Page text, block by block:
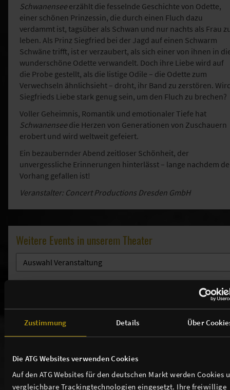
Zustimmung Details Über
Die ATG Websites verwenden Cookies
Auf den ATG Websites für den deutschen Markt werden Cookies
vergleichbare Trackingtechnologien eingesetzt. Ihre freiwillige
Schwanenseeerzählt die fesselnde Geschichte von Odette,
einer schönen Prinzessin, die durch einen Fluch dazu
verdammt ist, tagsüber als Schwan und nur nachts als Frau
leben. Als Prinz Siegfried bei der Jagd auf einen Schwarm
Schwäne trifft, ist er verzaubert, als sich einer von ihnen in
wunderschöne Odette verwandelt. Doch ihre Liebe wird auf
die Probe gestellt, als die listige Odile – die Odette zum
Verwechseln ähnlichsieht – droht, ihr Band zu zerstören.
Siegfrieds Liebe stark genug sein, um den Fluch zu brechen?
Voller Geheimnis, Romantik und emotionaler Tiefe hat
Schwanenseedie Herzen von Generationen von Zuschauern
erobert und wird weltweit gefeiert.
Ein bezaubernder Abend zeitloser Schönheit, der
unvergessliche Erinnerungen hinterlässt – lange nachdem
Vorhang gefallen ist!
Veranstalter: Concert Productions Dresden GmbH
Weitere Events in unserem Theater
THEATER / ANFAHRT / SERVICE
TICKETS
NEWSLETTER